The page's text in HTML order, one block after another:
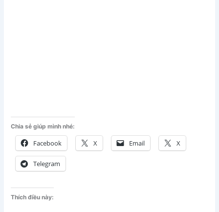
Chia sẻ giúp mình nhé:
Facebook X Email X
Telegram
Thích điều này: